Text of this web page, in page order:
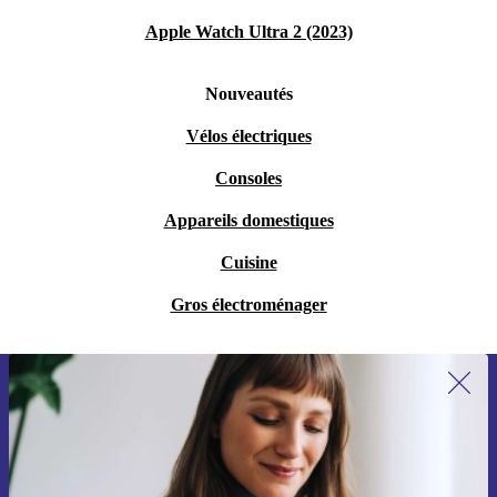
Apple Watch Ultra 2 (2023)
Nouveautés
Vélos électriques
Consoles
Appareils domestiques
Cuisine
Gros électroménager
Recevoir offres et infos de refurbed
par mail
Ne manquez plus aucune offre.